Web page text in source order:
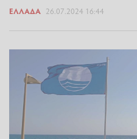
ΕΛΛΆΔΑ 26.07.2024 16:44